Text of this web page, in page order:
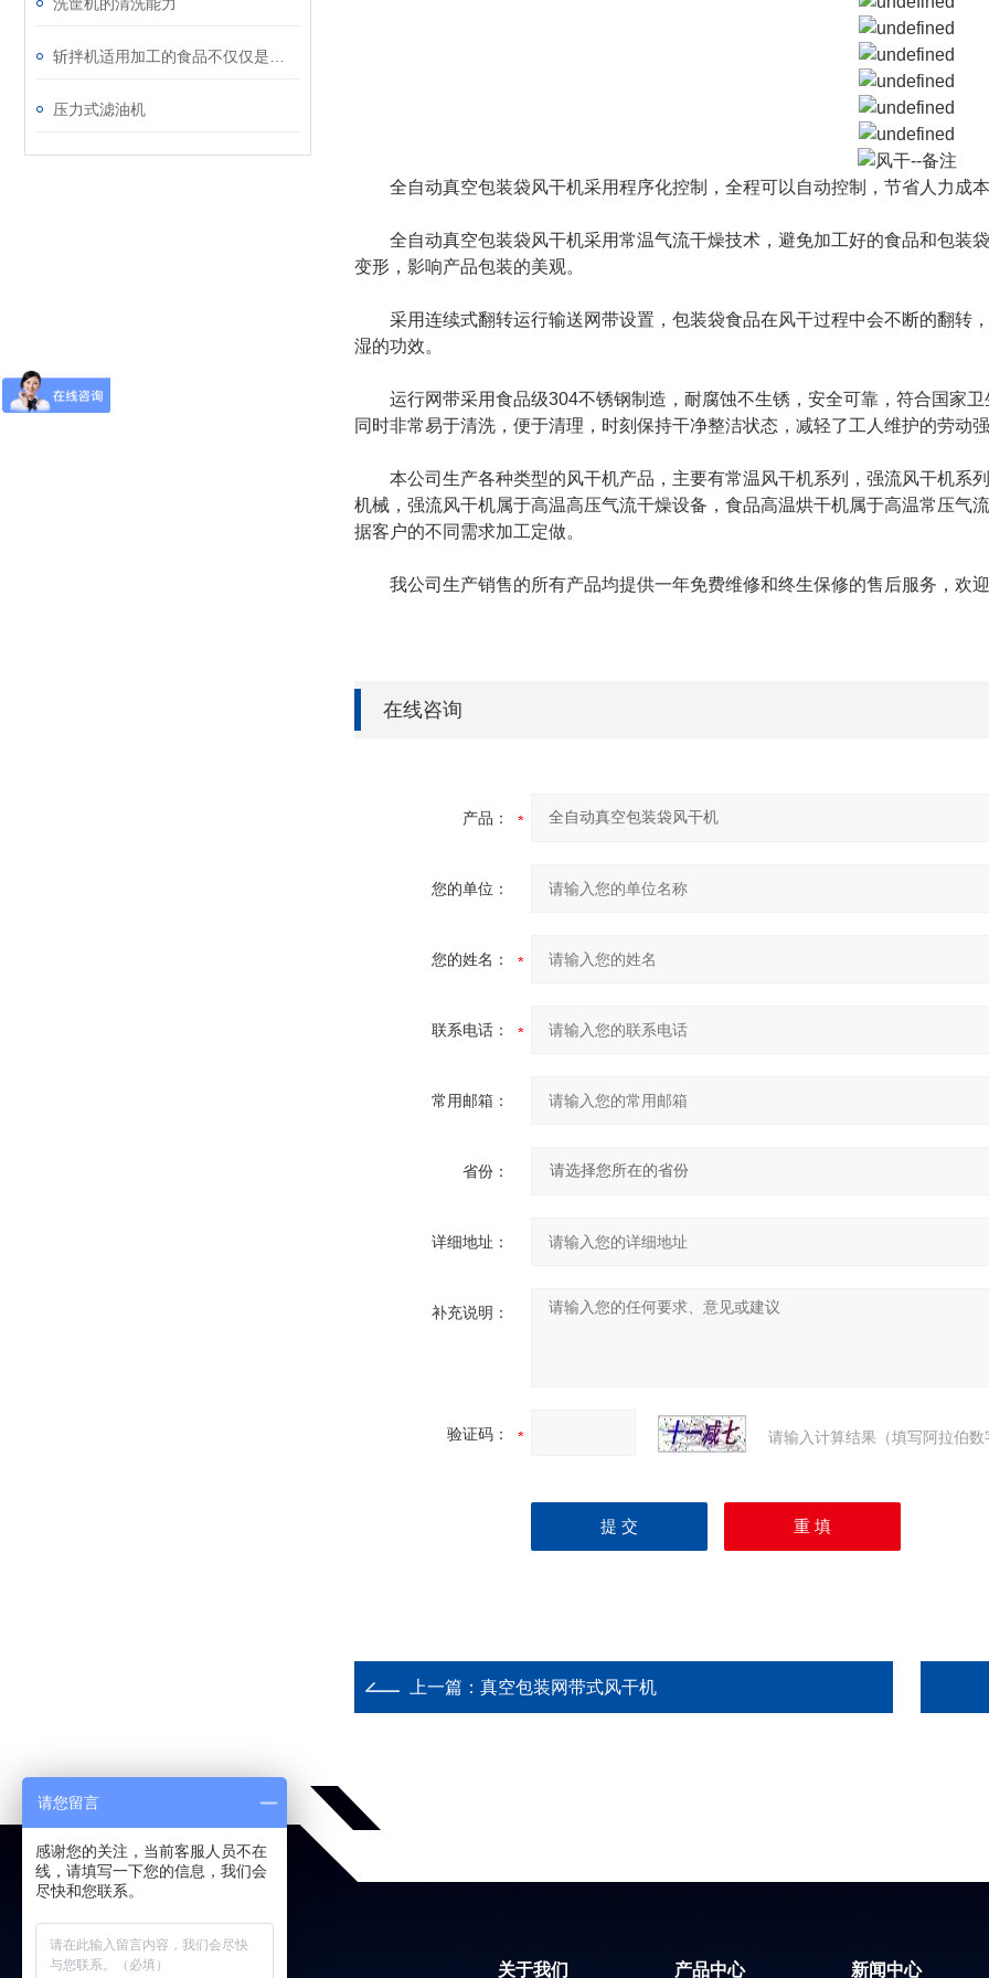
压力式滤油机
全自动真空包装袋风干机采用程序化控制，全程可以自动控制，节省人力成本
全自动真空包装袋风干机采用常温气流干燥技术，避免加工好的食品和包装
变形，影响产品包装的美观。
采用连续式翻转运行输送网带设置，包装袋食品在风干过程中会不断的翻转
湿的功效。
运行网带采用食品级304不锈钢制造，耐腐蚀不生锈，安全可靠，符合国家卫
同时非常易于清洗，便于清理，时刻保持干净整洁状态，减轻了工人维护的劳动强
本公司生产各种类型的风干机产品，主要有常温风干机系列，强流风干机系
机械，强流风干机属于高温高压气流干燥设备，食品高温烘干机属于高温常压气
据客户的不同需求加工定做。
我公司生产销售的所有产品均提供一年免费维修和终生保修的售后服务，欢迎
在线咨询
产品：
您的单位：
您的姓名：
联系电话：
常用邮箱：
省份：
详细地址：
补充说明：
验证码： 请输入计算结果（填写阿拉伯
上一篇： 真空包装网带式风干机
关于我们 产品中心 新闻中心
请您留言
感谢您的关注，当前客服人员不在
线，请填写一下您的信息，我们会
尽快和您联系。